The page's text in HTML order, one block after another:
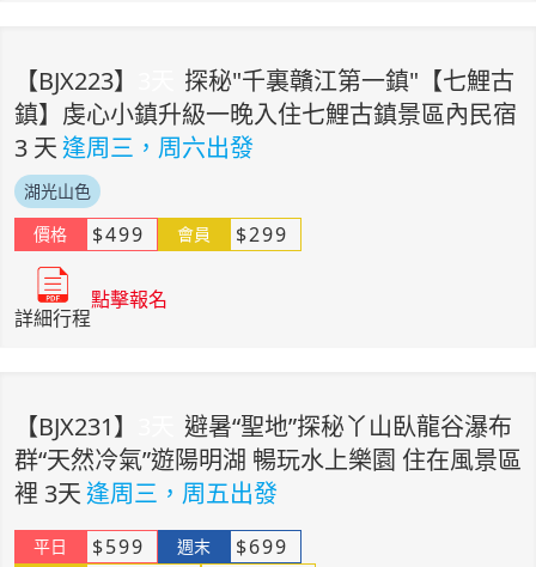
【BJX223】
探秘"千裏贛江第一鎮"【七鯉古
鎮】虔心小鎮升級一晚入住七鯉古鎮景區內民宿
3 天逢周三，周六出發
湖光山色
價格
$499 會員 $299
詳細行程
點擊報名
【BJX231】
避暑“聖地”探秘丫山臥龍谷瀑布
群“天然冷氣”遊陽明湖 暢玩水上樂園 住在風景區
裡 3天逢周三，周五出發
平日 $599 週末 $699